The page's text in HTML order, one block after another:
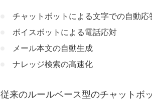
導入・運用コストと費用対
個人情報・セキュリティ対
AI顧客対応ツールの選定ポイン
自社CRM・SFA・既存ツー
チャットボットによる文字での自動応
ボイスボットによる電話応対
メール本文の自動生成
ナレッジ検索の高速化
従来のルールベース型のチャットボ